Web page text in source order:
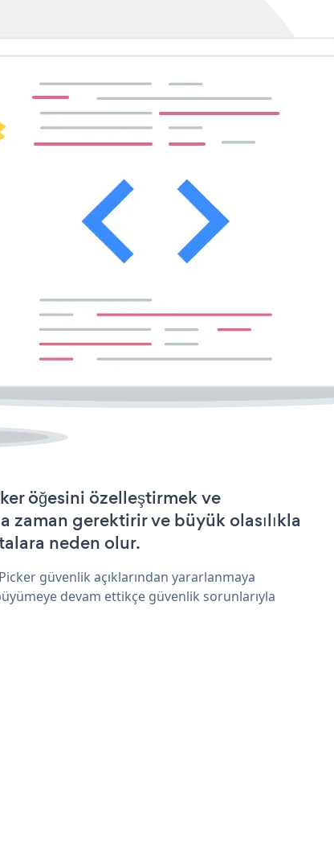
öğesini özelleştirmek ve
zaman gerektirir ve büyük olasılıkla
neden olur.
güvenlik açıklarından yararlanmaya
devam ettikçe güvenlik sorunlarıyla